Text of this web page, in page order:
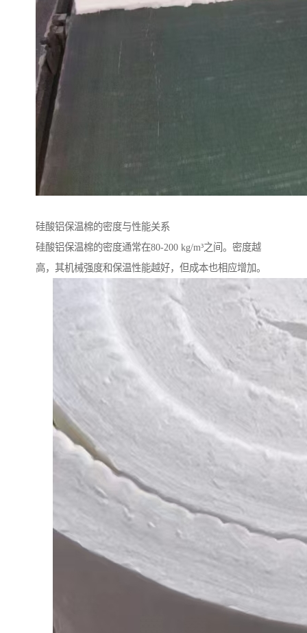
硅酸铝保温棉的密度与性能关系
硅酸铝保温棉的密度通常在80-200 kg/m³之间。密度越
高，其机械强度和保温性能越好，但成本也相应增加。